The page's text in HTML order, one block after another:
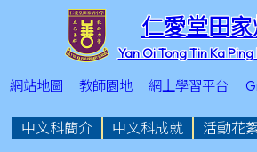
仁愛堂田
Yan Oi Tong Tin Ka
網站地圖 教師園地 網上學習平台
中文科簡介 中文科成就 活動花